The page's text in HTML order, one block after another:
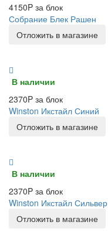
4150P за блок
Собрание Блек Рашен
Отложить в магазине
В наличии
2370P за блок
Winston Икстайл Синий
Отложить в магазине
В наличии
2370P за блок
Winston Икстайл Сильвер
Отложить в магазине